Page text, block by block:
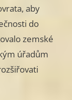
aby
do
zemské
úřadům